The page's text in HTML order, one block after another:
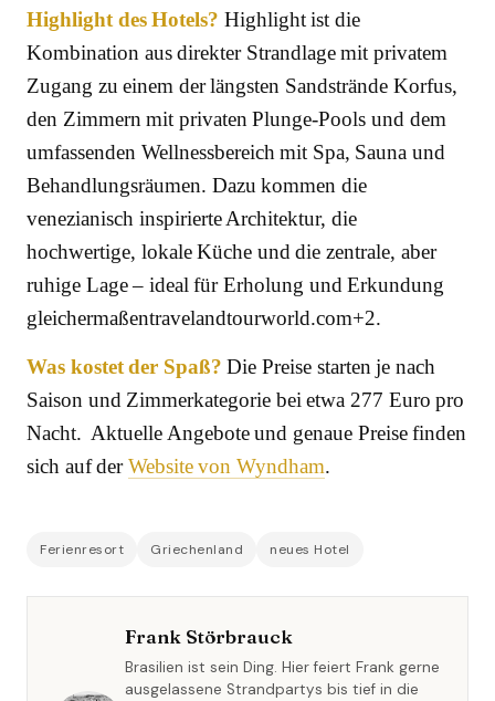
Highlight des Hotels? Highlight ist die
Kombination aus direkter Strandlage mit privatem
Zugang zu einem der längsten Sandstrände Korfus,
den Zimmern mit privaten Plunge-Pools und dem
umfassenden Wellnessbereich mit Spa, Sauna und
Behandlungsräumen. Dazu kommen die
venezianisch inspirierte Architektur, die
hochwertige, lokale Küche und die zentrale, aber
ruhige Lage – ideal für Erholung und Erkundung
gleichermaßentravelandtourworld.com+2.
Was kostet der Spaß? Die Preise starten je nach
Saison und Zimmerkategorie bei etwa 277 Euro pro
Nacht. Aktuelle Angebote und genaue Preise finden
sich auf derWebsite von Wyndham.
Ferienresort Griechenland neues Hotel
Frank Störbrauck
Brasilien ist sein Ding. Hier feiert Frank gerne
ausgelassene Strandpartys bis tief in die